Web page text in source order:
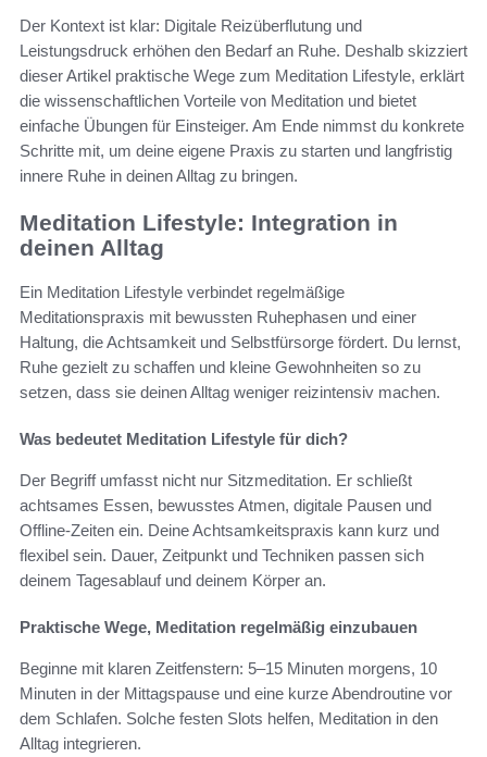
Der Kontext ist klar: Digitale Reizüberflutung und
Leistungsdruck erhöhen den Bedarf an Ruhe. Deshalb skizziert
dieser Artikel praktische Wege zum Meditation Lifestyle, erklärt
die wissenschaftlichen Vorteile von Meditation und bietet
einfache Übungen für Einsteiger. Am Ende nimmst du konkrete
Schritte mit, um deine eigene Praxis zu starten und langfristig
innere Ruhe in deinen Alltag zu bringen.
Meditation Lifestyle: Integration in
deinen Alltag
Ein Meditation Lifestyle verbindet regelmäßige
Meditationspraxis mit bewussten Ruhephasen und einer
Haltung, die Achtsamkeit und Selbstfürsorge fördert. Du lernst,
Ruhe gezielt zu schaffen und kleine Gewohnheiten so zu
setzen, dass sie deinen Alltag weniger reizintensiv machen.
Was bedeutet Meditation Lifestyle für dich?
Der Begriff umfasst nicht nur Sitzmeditation. Er schließt
achtsames Essen, bewusstes Atmen, digitale Pausen und
Offline-Zeiten ein. Deine Achtsamkeitspraxis kann kurz und
flexibel sein. Dauer, Zeitpunkt und Techniken passen sich
deinem Tagesablauf und deinem Körper an.
Praktische Wege, Meditation regelmäßig einzubauen
Beginne mit klaren Zeitfenstern: 5–15 Minuten morgens, 10
Minuten in der Mittagspause und eine kurze Abendroutine vor
dem Schlafen. Solche festen Slots helfen, Meditation in den
Alltag integrieren.